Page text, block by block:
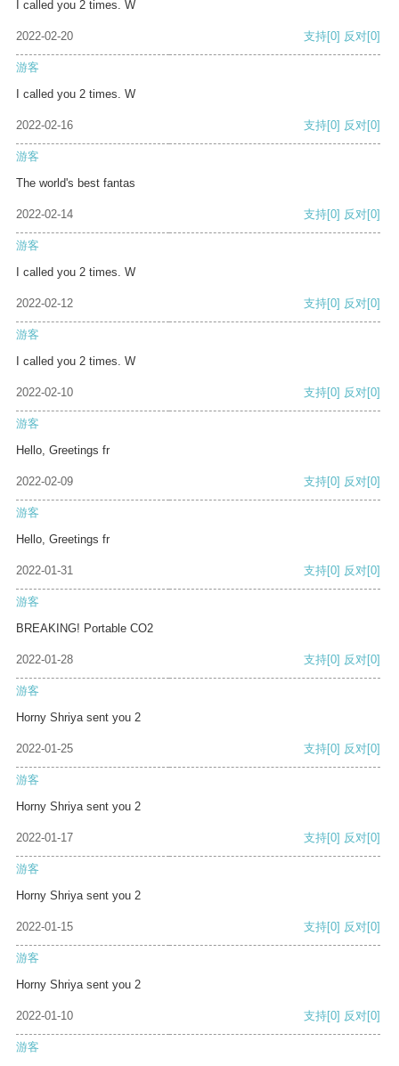
I called you 2 times. W
2022-02-20 支持[0] 反对[0]
游客
I called you 2 times. W
2022-02-16 支持[0] 反对[0]
游客
The world's best fantas
2022-02-14 支持[0] 反对[0]
游客
I called you 2 times. W
2022-02-12 支持[0] 反对[0]
游客
I called you 2 times. W
2022-02-10 支持[0] 反对[0]
游客
Hello, Greetings fr
2022-02-09 支持[0] 反对[0]
游客
Hello, Greetings fr
2022-01-31 支持[0] 反对[0]
游客
BREAKING! Portable CO2
2022-01-28 支持[0] 反对[0]
游客
Horny Shriya sent you 2
2022-01-25 支持[0] 反对[0]
游客
Horny Shriya sent you 2
2022-01-17 支持[0] 反对[0]
游客
Horny Shriya sent you 2
2022-01-15 支持[0] 反对[0]
游客
Horny Shriya sent you 2
2022-01-10 支持[0] 反对[0]
游客